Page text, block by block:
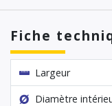
Fiche
Largeur
Diamètre